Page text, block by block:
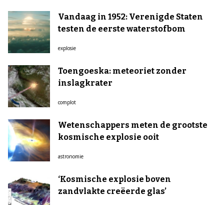
Vandaag in 1952: Verenigde Staten
testen de eerste waterstofbom
explosie
Toengoeska: meteoriet zonder
inslagkrater
complot
Wetenschappers meten de grootste
kosmische explosie ooit
astronomie
‘Kosmische explosie boven
zandvlakte creëerde glas’